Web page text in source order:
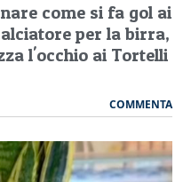
come si fa gol ai
per la birra,
l'occhio ai Tortelli
COMMENTA